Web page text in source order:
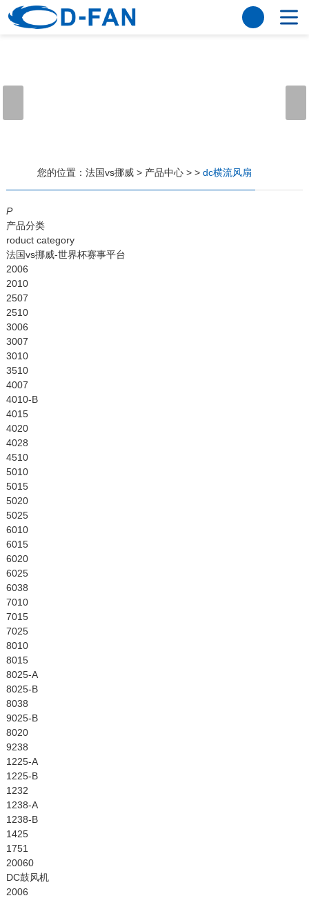
法国vs挪威
应用案例
法国vs挪威
行业资讯
常见问题
联系方式
客户留言
人才招聘
English
您的位置： 法国vs挪威> 产品中心> > dc横流风扇
P
产品分类
roduct category
法国vs挪威-世界杯赛事平台
2006
2010
2507
2510
3006
3007
3010
3510
4007
4010-B
4015
4020
4028
4510
5010
5015
5020
5025
6010
6015
6020
6025
6038
7010
7015
7025
8010
8015
8025-A
8025-B
8038
9025-B
8020
9238
1225-A
1225-B
1232
1238-A
1238-B
1425
1751
20060
DC鼓风机
2006